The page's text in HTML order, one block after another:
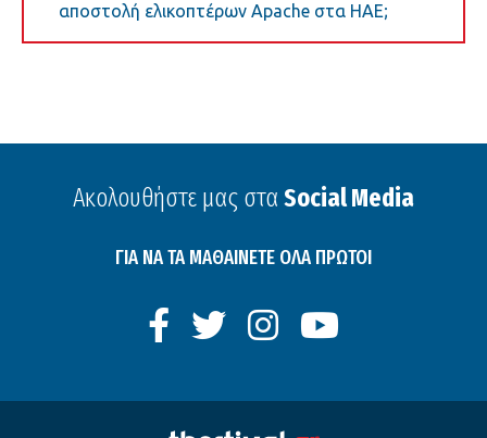
αποστολή ελικοπτέρων Apache στα ΗΑΕ;
Ακολουθήστε μας στα Social Media
ΓΙΑ ΝΑ ΤΑ ΜΑΘΑΙΝΕΤΕ ΟΛΑ ΠΡΩΤΟΙ